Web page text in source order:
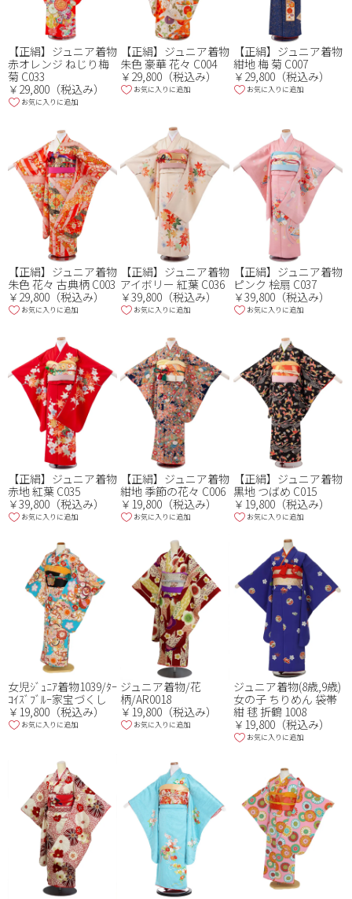
【正絹】ジュニア着物
赤オレンジ ねじり梅
菊 C033
￥29,800（税込み）
お気に入りに追加
【正絹】ジュニア着物
朱色 豪華 花々 C004
￥29,800（税込み）
お気に入りに追加
【正絹】ジュニア着物
紺地 梅 菊 C007
￥29,800（税込み）
お気に入りに追加
【正絹】ジュニア着物
朱色 花々 古典柄 C003
￥29,800（税込み）
お気に入りに追加
【正絹】ジュニア着物
アイボリー 紅葉 C036
￥39,800（税込み）
お気に入りに追加
【正絹】ジュニア着物
ピンク 桧扇 C037
￥39,800（税込み）
お気に入りに追加
【正絹】ジュニア着物
赤地 紅葉 C035
￥39,800（税込み）
お気に入りに追加
【正絹】ジュニア着物
紺地 季節の花々 C006
￥19,800（税込み）
お気に入りに追加
【正絹】ジュニア着物
黒地 つばめ C015
￥19,800（税込み）
お気に入りに追加
女児ｼﾞｭﾆｱ着物1039/ﾀｰ
ｺｲｽﾞﾌﾞﾙｰ家宝づくし
￥19,800（税込み）
お気に入りに追加
ジュニア着物/花
柄/AR0018
￥19,800（税込み）
お気に入りに追加
ジュニア着物(8歳,9歳)
女の子 ちりめん 袋帯
紺 毬 折鶴 1008
￥19,800（税込み）
お気に入りに追加